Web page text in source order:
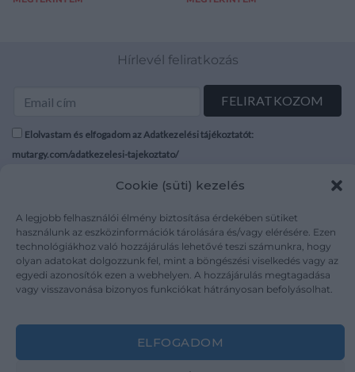
Cookie (süti) kezelés
A legjobb felhasználói élmény biztosítása érdekében sütiket
használunk az eszközinformációk tárolására és/vagy elérésére. Ezen
technológiákhoz való hozzájárulás lehetővé teszi számunkra, hogy
olyan adatokat dolgozzunk fel, mint a böngészési viselkedés vagy az
egyedi azonosítók ezen a webhelyen. A hozzájárulás megtagadása
vagy visszavonása bizonyos funkciókat hátrányosan befolyásolhat.
ELFOGADOM
Hírlevél feliratkozás
Elolvastam és elfogadom az Adatkezelési tájékoztatót:
mutargy.com/adatkezelesi-tajekoztato/
Médiaajánlat
Karrier
Kapcsolat
Áraink
ÁSZF
Adatvédelem
Impresszum